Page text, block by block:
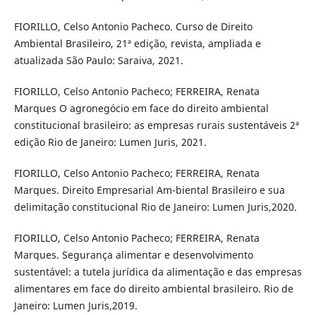
FIORILLO, Celso Antonio Pacheco. Curso de Direito
Ambiental Brasileiro, 21ª edição, revista, ampliada e
atualizada São Paulo: Saraiva, 2021.
FIORILLO, Celso Antonio Pacheco; FERREIRA, Renata
Marques O agronegócio em face do direito ambiental
constitucional brasileiro: as empresas rurais sustentáveis 2ª
edição Rio de Janeiro: Lumen Juris, 2021.
FIORILLO, Celso Antonio Pacheco; FERREIRA, Renata
Marques. Direito Empresarial Am-biental Brasileiro e sua
delimitação constitucional Rio de Janeiro: Lumen Juris,2020.
FIORILLO, Celso Antonio Pacheco; FERREIRA, Renata
Marques. Segurança alimentar e desenvolvimento
sustentável: a tutela jurídica da alimentação e das empresas
alimentares em face do direito ambiental brasileiro. Rio de
Janeiro: Lumen Juris,2019.